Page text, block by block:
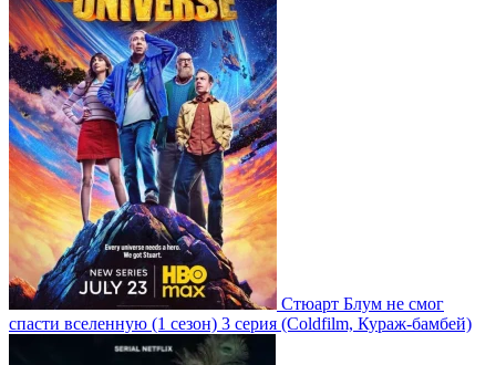
Стюарт Блум не смог
спасти вселенную (1 сезон) 3 серия (Coldfilm, Кураж-бамбей)